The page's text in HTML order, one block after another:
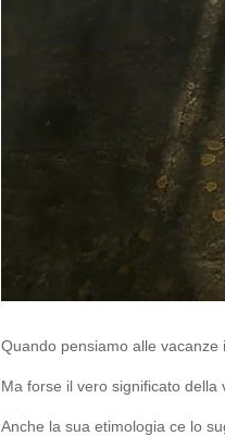
Quando pensiamo alle
Ma forse il vero significato della
Anche la sua etimologia ce lo